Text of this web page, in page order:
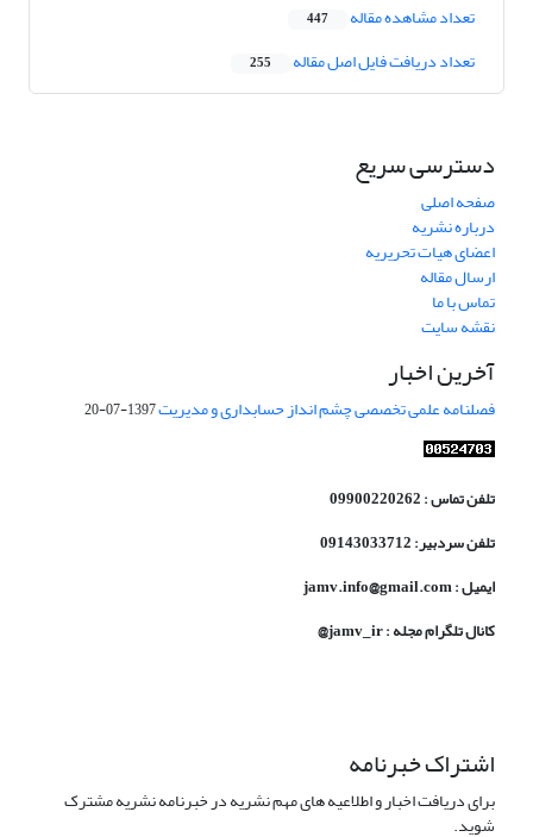
تعداد مشاهده مقاله 447
تعداد دریافت فایل اصل مقاله 255
دسترسی سریع
صفحه اصلی
درباره نشریه
اعضای هیات تحریریه
ارسال مقاله
تماس با ما
نقشه سایت
آخرین اخبار
فصلنامه علمی تخصصی چشم انداز حسابداری و مدیریت1397-07-20
تلفن تماس : 09900220262
تلفن سردبیر: 09143033712
ایمیل : jamv.info@gmail.com
کانال تلگرام مجله : jamv_ir@
اشتراک خبرنامه
برای دریافت اخبار و اطلاعیه های مهم نشریه در خبرنامه نشریه مشترک
شوید.